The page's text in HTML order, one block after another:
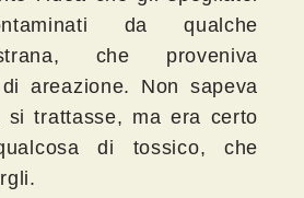
da qualche
che proveniva
di areazione. Non sapeva
si trattasse, ma era certo
di tossico, che